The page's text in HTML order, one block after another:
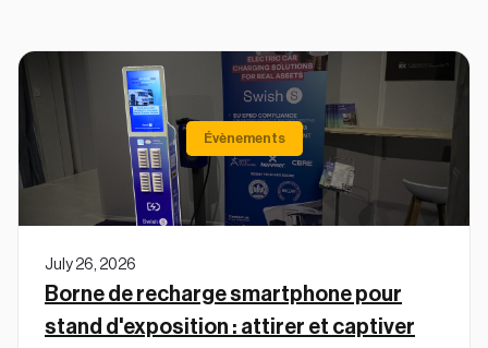
Évènements
July 26, 2026
Borne de recharge smartphone pour
stand d'exposition : attirer et captiver